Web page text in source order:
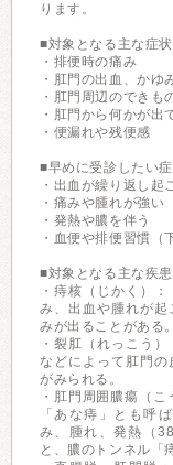
ります。
■対象となる主な症状
・排便時の痛み
・肛門の出血、かゆ
・肛門周辺のできも
・肛門から何かが出
・便漏れや残便感
■早めに受診したい
・出血が繰り返し起
・痛みや腫れが強い
・発熱や膿を伴う
・血便や排便習慣（
■対象となる主な疾患
・痔核（じかく）
み、出血や腫れが起
みが出ることがある。
・裂肛（れっこう
などによって肛門
がみられる。
・肛門周囲膿瘍（
「あな痔」とも呼
み、腫れ、発熱（
と、膿のトンネル「